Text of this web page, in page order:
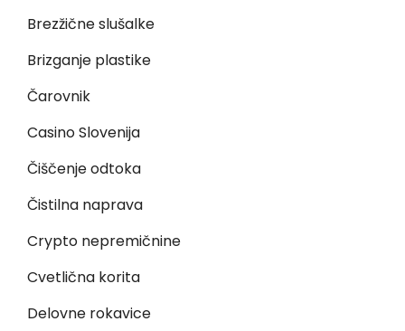
Brezžične slušalke
Brizganje plastike
Čarovnik
Casino Slovenija
Čiščenje odtoka
Čistilna naprava
Crypto nepremičnine
Cvetlična korita
Delovne rokavice